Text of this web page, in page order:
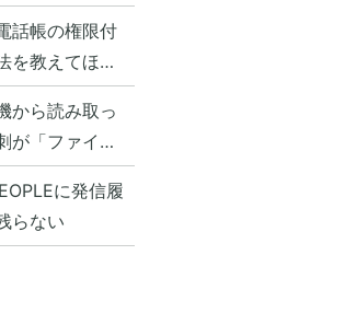
できますか？
話帳の権限付
を教えてほし
から読み取っ
が「ファイル
取得に失敗し
。」と表示さ
有電話帳にア
に発信履
らない